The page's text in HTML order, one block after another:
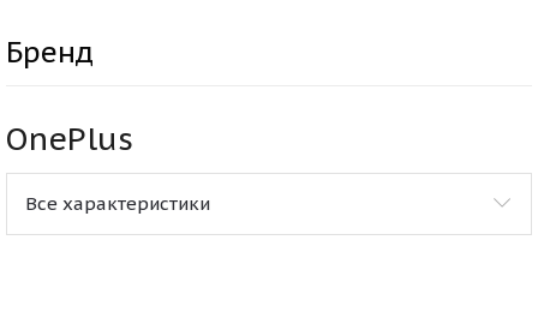
Бренд
OnePlus
Все характеристики